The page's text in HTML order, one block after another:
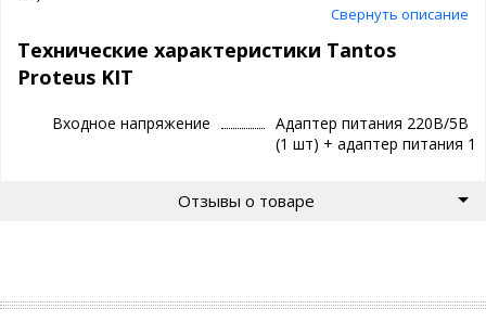
Свернуть описание
Технические характеристики Tantos
Proteus KIT
Входное напряжение
Адаптер питания 220В/5В
(1 шт) + адаптер питания 1
Отзывы о товаре